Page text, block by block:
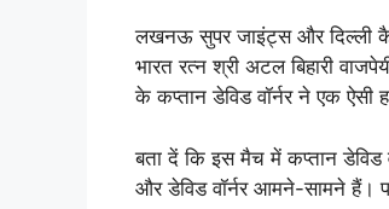
लखनऊ सुपर जाइंट्स और दिल्ली
भारत रत्न श्री अटल बिहारी
के कप्तान डेविड वॉर्नर ने एक ऐसी
बता दें कि इस मैच में कप्तान डेविड
और डेविड वॉर्नर आमने-सामने